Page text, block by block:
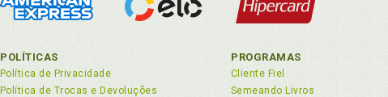
POLÍTICAS
Política de Privacidade
Política de Trocas e Devoluções
PROGRAMAS
Cliente Fiel
Semeando Livros